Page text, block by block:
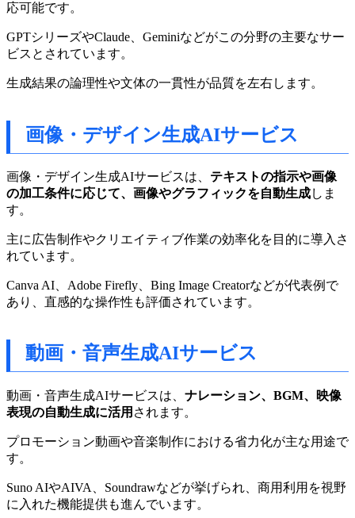
応可能です。
GPTシリーズやClaude、Geminiなどがこの分野の主要なサー
ビスとされています。
生成結果の論理性や文体の一貫性が品質を左右します。
画像・デザイン生成AIサービス
画像・デザイン生成AIサービスは、 テキストの指示や画像
の加工条件に応じて、画像やグラフィックを自動生成しま
す。
主に広告制作やクリエイティブ作業の効率化を目的に導入さ
れています。
Canva AI、Adobe Firefly、Bing Image Creatorなどが代表例で
あり、直感的な操作性も評価されています。
動画・音声生成AIサービス
動画・音声生成AIサービスは、 ナレーション、BGM、映像
表現の自動生成に活用 されます。
プロモーション動画や音楽制作における省力化が主な用途で
す。
Suno AIやAIVA、Soundrawなどが挙げられ、商用利用を視野
に入れた機能提供も進んでいます。